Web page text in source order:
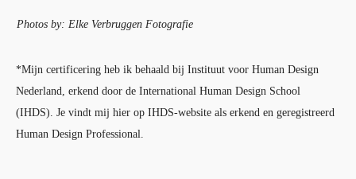
Photos by: Elke Verbruggen Fotografie
*Mijn certificering heb ik behaald bij Instituut voor Human Design
Nederland, erkend door de International Human Design School
(IHDS). Je vindt mij hier op IHDS-website als erkend en geregistreerd
Human Design Professional.